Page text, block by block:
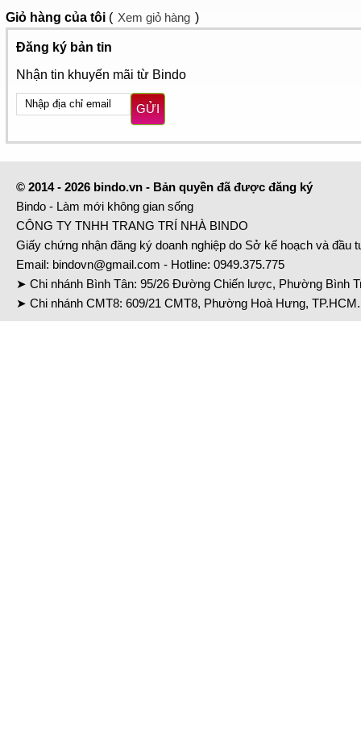
Giỏ hàng của tôi ( Xem giỏ hàng )
Đăng ký bản tin
Nhận tin khuyến mãi từ Bindo
GỬI
© 2014 - 2026 bindo.vn - Bản quyền đã được đăng ký
Bindo - Làm mới không gian sống
CÔNG TY TNHH TRANG TRÍ NHÀ BINDO
Giấy chứng nhận đăng ký doanh nghiệp do Sở kế hoạch và đầu
Email: bindovn@gmail.com - Hotline: 0949.375.775
➤ Chi nhánh Bình Tân: 95/26 Đường Chiến lược, Phường Bình
➤ Chi nhánh CMT8: 609/21 CMT8, Phường Hoà Hưng,